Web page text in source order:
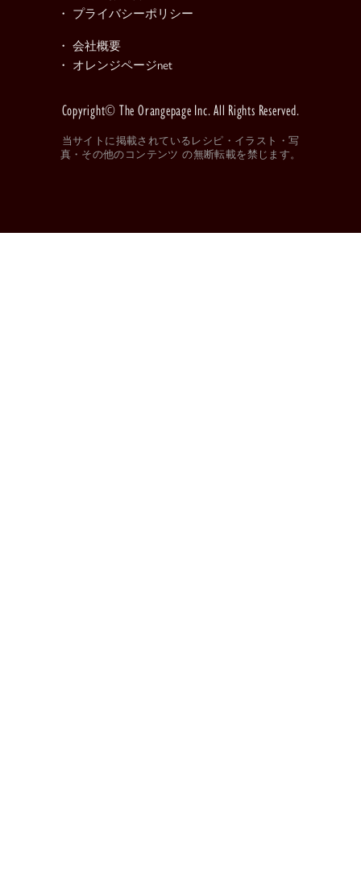
・ プライバシーポリシー
・ 会社概要
・ オレンジページnet
Copyright© The Orangepage Inc. All Rights Reserved.
当サイトに掲載されているレシピ・イラスト・写
真・その他のコンテンツ の無断転載を禁じます。